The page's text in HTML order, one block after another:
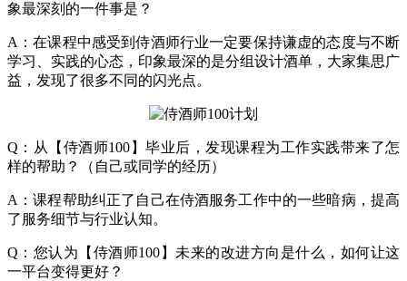
象最深刻的一件事是？
A：在课程中感受到侍酒师行业一定要保持谦虚的态度与不断
学习、实践的心态，印象最深的是分组设计酒单，大家集思广
益，发现了很多不同的闪光点。
Q：从【侍酒师100】毕业后，发现课程为工作实践带来了怎
样的帮助？（自己或同学的经历）
A：课程帮助纠正了自己在侍酒服务工作中的一些暗病，提高
了服务细节与行业认知。
Q：您认为【侍酒师100】未来的改进方向是什么，如何让这
一平台变得更好？